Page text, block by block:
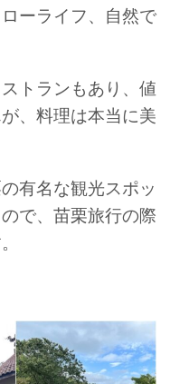
ーライフ、自然で
トランもあり、値
、料理は本当に美
有名な観光スポッ
で、苗栗旅行の際